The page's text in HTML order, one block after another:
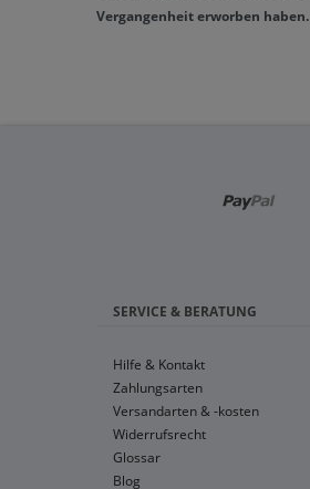
Vergangenheit erworben haben.
SERVICE & BERATUNG
Hilfe & Kontakt
Zahlungsarten
Versandarten & -kosten
Widerrufsrecht
Glossar
Blog